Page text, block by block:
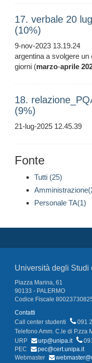
17. verbale 20
(10%)
9-nov-2023 13.19.24
argentina a svolgere un
giorni (marzo-aprile
18.
(9%)
21-lug-2025 12.45.39
Fonte
Tutti (25)
Personale TA(1)
Università degli Studi
Piazza Marina, 61
90133 - PALERMO
Codice Fiscale
Contatti
Call center studenti
091
Telefono Amm. C.le di P.zza
URP
urp@unipa.it
PEC
pec@cert.unipa.it
Webmaster